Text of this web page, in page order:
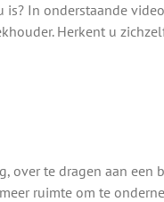
In onderstaande
Herkent u
over te dragen aan een
ruimte om te